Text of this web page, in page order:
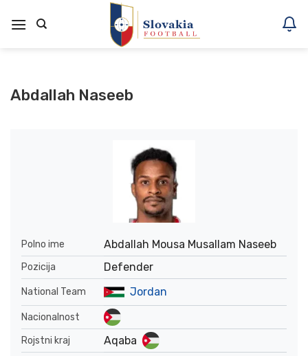
na
Abdallah Naseeb
Polno ime Abdallah Mousa Musallam Naseeb
Pozicija Defender
National Team Jordan
Nacionalnost
Rojstni kraj
Aqaba